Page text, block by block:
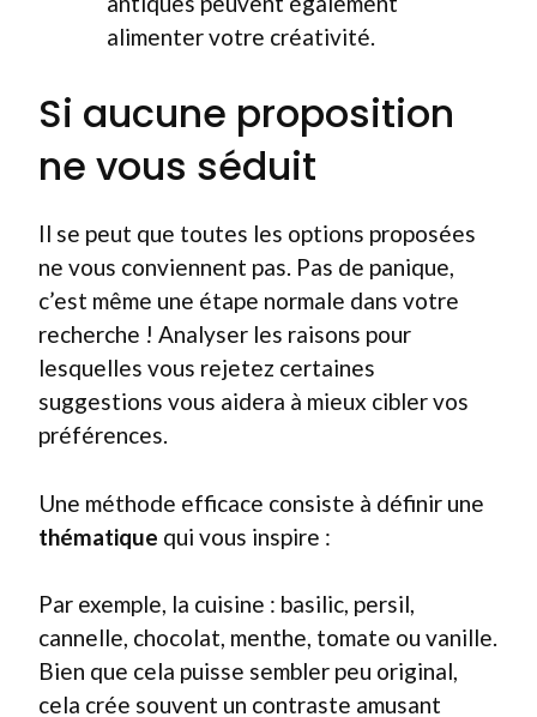
alimenter votre créativité.
Si aucune proposition
ne vous séduit
Il se peut que toutes les options proposées
ne vous conviennent pas. Pas de panique,
c’est même une étape normale dans votre
recherche ! Analyser les raisons pour
lesquelles vous rejetez certaines
suggestions vous aidera à mieux cibler vos
préférences.
Une méthode efficace consiste à définir une
thématique qui vous inspire :
Par exemple, la cuisine : basilic, persil,
cannelle, chocolat, menthe, tomate ou vanille.
Bien que cela puisse sembler peu original,
cela crée souvent un contraste amusant